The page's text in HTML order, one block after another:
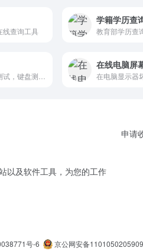
线查询工具
学籍学历查
教育部学历查
在线电脑屏
以及软件工具，为您的工作
申请
号-6 京公网安备